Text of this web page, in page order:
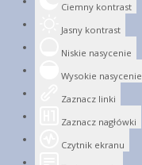
Ciemny kontrast
Jasny kontrast
Niskie nasycenie
Wysokie nasycenie
Zaznacz linki
Zaznacz nagłówki
Czytnik ekranu